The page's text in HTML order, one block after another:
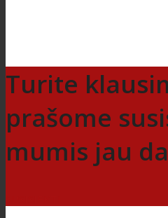
Turite
prašome
mumis jau